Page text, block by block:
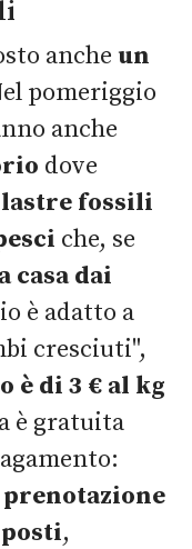
anche un
pomeriggio
anche
dove
fossili
che, se
casa dai
è adatto a
cresciuti",
è di 3 € al kg
è gratuita
,